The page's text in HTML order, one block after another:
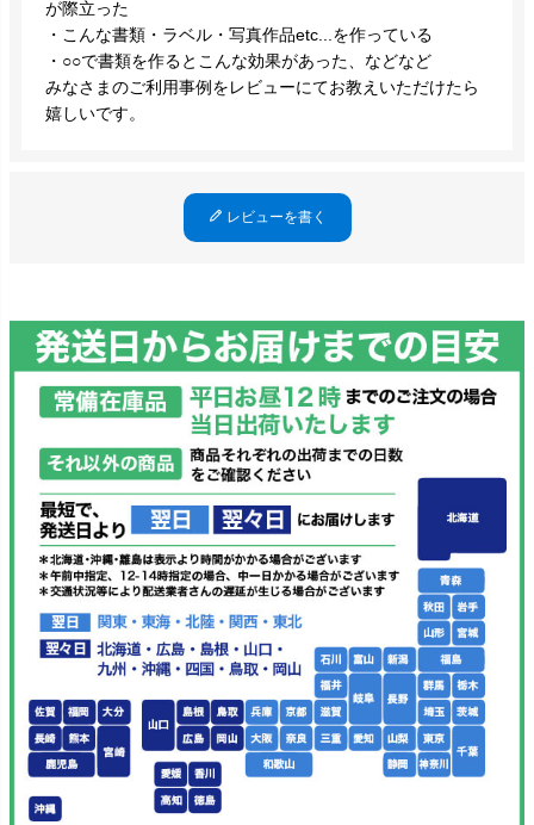
が際立った
・こんな書類・ラベル・写真作品etc...を作っている
・○○で書類を作るとこんな効果があった、などなど
みなさまのご利用事例をレビューにてお教えいただけたら
嬉しいです。
レビューを書く